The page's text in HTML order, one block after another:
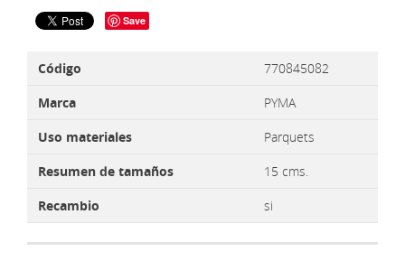
Save
Código
770845082
Marca
PYMA
Uso materiales
Parquets
Resumen de tamaños
15 cms.
Recambio
si